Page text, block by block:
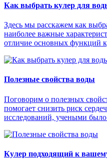
Как выбрать кулер для
Здесь мы расскажем как
наиболее важные
отличие основных функций
Полезные свойства воды
Поговорим о полезных
помогает снизить риск
исследований, учеными
Кулер подходящий к